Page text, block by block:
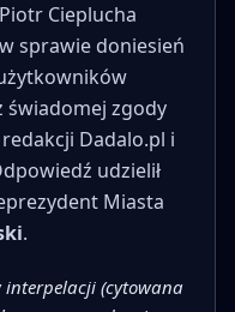
Cieplucha
sprawie doniesień
świadomej zgody
Dadalo.pl i
udzielił
Miasta
.
(cytowana